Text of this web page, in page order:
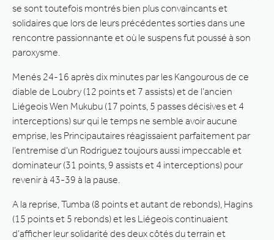
se sont toutefois montrés bien plus convaincants et
solidaires que lors de leurs précédentes sorties dans une
rencontre passionnante et où le suspens fut poussé à son
paroxysme.
Menés 24-16 après dix minutes par les Kangourous de ce
diable de Loubry (12 points et 7 assists) et de l’ancien
Liégeois Wen Mukubu (17 points, 5 passes décisives et 4
interceptions) sur qui le temps ne semble avoir aucune
emprise, les Principautaires réagissaient parfaitement par
l’entremise d’un Rodriguez toujours aussi impeccable et
dominateur (31 points, 9 assists et 4 interceptions) pour
revenir à 43-39 à la pause.
A la reprise, Tumba (8 points et autant de rebonds), Hagins
(15 points et 5 rebonds) et les Liégeois continuaient
d’afficher leur solidarité des deux côtés du terrain et